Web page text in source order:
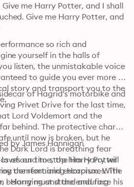
me Harry Potter, and I shall
Give me Harry Potter, and
so rich and
yourself in the halls of
listen, the unmistakable voice
to guide you ever more
story and transport you to the
of Hagrid's motorbike and
Privet Drive for the last time,
Lord Voldemort and the
behind. The protective charm
until now is broken, but he
Dark Lord is breathing fear
and to stop him Harry will
the remaining Horcruxes. The
- Harry must stand and face his
by James Hannigan
of our time, the Harry Potter
comfort and escapism. With
belonging and the enduring